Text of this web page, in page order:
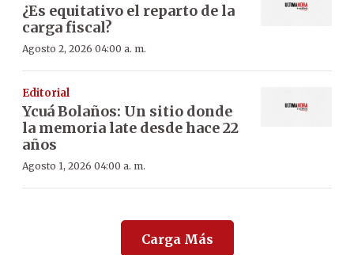
¿Es equitativo el reparto de la
carga fiscal?
Agosto 2, 2026 04:00 a. m.
Editorial
Ycuá Bolaños: Un sitio donde
la memoria late desde hace 22
años
Agosto 1, 2026 04:00 a. m.
Carga Más